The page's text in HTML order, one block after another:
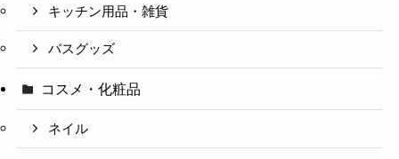
キッチン用品・雑貨
バスグッズ
コスメ・化粧品
ネイル